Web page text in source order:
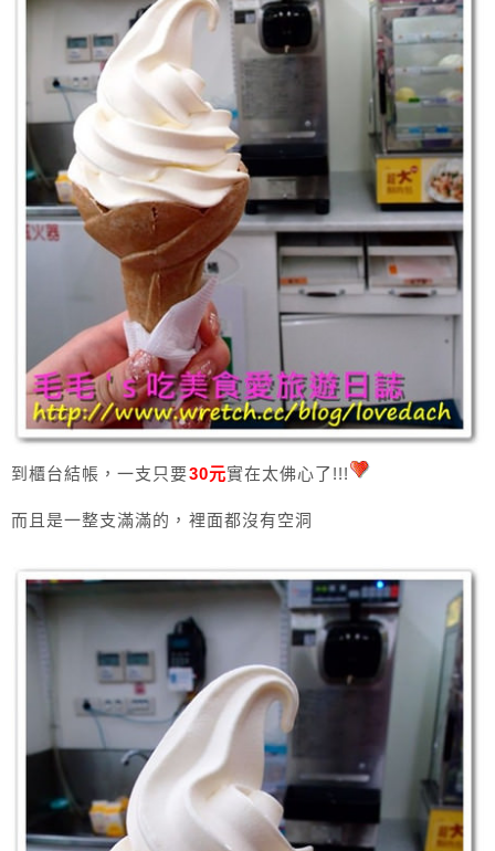
到櫃台結帳，一支只要30元實在太佛心了!!!
而且是一整支滿滿的，裡面都沒有空洞